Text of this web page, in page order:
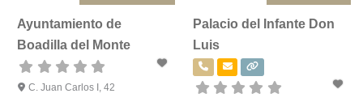
Ayuntamiento de
Boadilla del Monte
C. Juan Carlos I, 42
Palacio del Infante Don
Luis